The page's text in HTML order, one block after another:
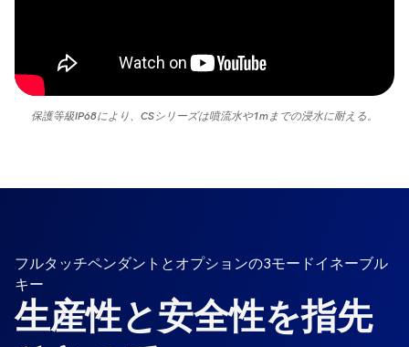
保護等級IP68により、CSシリーズは噴流水や1mまでの浸水に耐える。
フルタッチペンダントとオプションの3モードイネーブル
キー
生産性と安全性を指先